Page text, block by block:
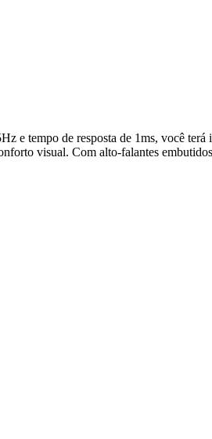
e tempo de resposta de 1ms, você terá
visual. Com alto-falantes embutidos